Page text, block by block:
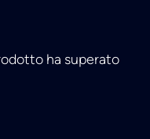
ha superato